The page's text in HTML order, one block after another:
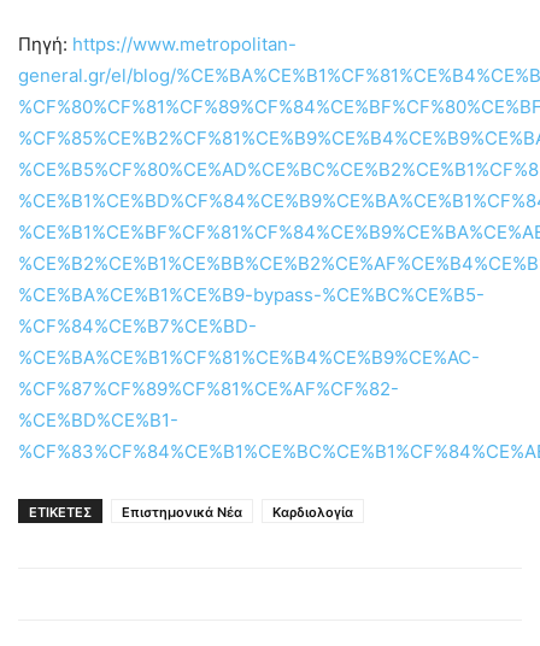
Πηγή: https://www.metropolitan-
general.gr/el/blog/
%CE%BA%CE%B1%CE%B9-bypass-%CE%BC%CE%B5-
%CF%84%CE%B7%CE%BD-
%CE%BA%CE%B1%CF%81%CE%B4%CE%B9%CE%AC-
%CF%87%CF%89%CF%81%CE%AF%CF%82-
%CE%BD%CE%B1-
ΕΤΙΚΕΤΕΣ Επιστημονικά Νέα Καρδιολογία